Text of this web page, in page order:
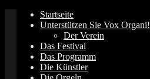
Springe
zum
Startseite
Unterstützen Sie Vox Organi!
Der Verein
Das Festival
Das Programm
Die Künstler